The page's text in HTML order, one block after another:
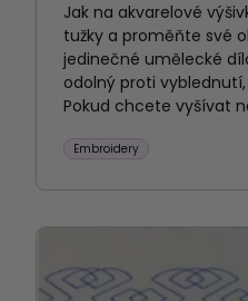
Jak na akvarelové
tužky a proměňte své
jedinečné umělecké
odolný proti
Pokud chcete vyšívat
Embroidery